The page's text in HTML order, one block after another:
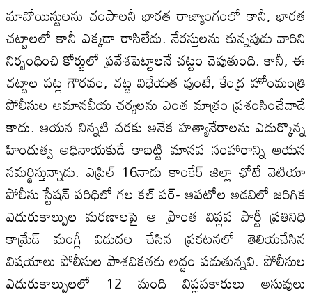
మావోయిస్టులను చంపాలనీ భారత రాజ్యాంగంలో కానీ, భారత
చట్టాలలో కానీ ఎక్కడా రాసిలేదు. నేరస్తులను కున్నపుడు వారిని
నిర్బంధించి కోర్టులో ప్రవేశపెట్టాలనే చట్టం చెపుతుంది. కానీ, ఈ
చట్టాల పట్ల గౌరవం, చట్ట విధేయత వుంటే, కేంద్ర హోంమంత్రి
పోలీసుల అమానవీయ చర్యలను ఎంత మాత్రం ప్రశంసించేవాడే
కాదు. ఆయన నిన్నటి వరకు అనేక హత్యానేరాలను ఎదుర్కొన్న
హిందుత్వ అధినాయకుడే కాబట్టి మానవ సంహారాన్ని ఆయన
సమర్థిస్తున్నాడు. ఎప్రిల్ 16నాడు కాంకేర్ జిల్లా ఛోటే వెటియా
పోలీసు స్టేషన్ పరిధిలో గల కల్ పర్- ఆపటోల అడవిలో జరిగిక
ఎదురుకాల్పుల మరణాలపై ఆ ప్రాంత విప్లవ పార్టీ ప్రతినిధి
కామ్రేడ్ మంగ్లీ విడుదల చేసిన ప్రకటనలో తెలియచేసిన
విషయాలు పోలీసుల పాశవికతకు అద్దం పడుతున్నవి. పోలీసుల
ఎదురుకాల్పులలో 12 మంది విప్లవకారులు అసువులు